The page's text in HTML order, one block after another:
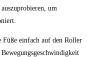
um
​einfach auf ⁣den Roller